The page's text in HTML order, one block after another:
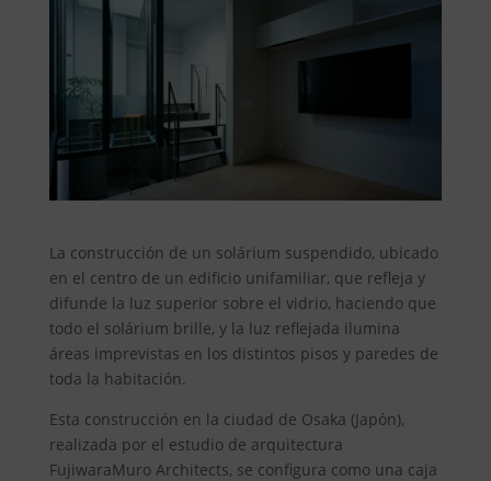
La construcción de un solárium suspendido, ubicado
en el centro de un edificio unifamiliar, que refleja y
difunde la luz superior sobre el vidrio, haciendo que
todo el solárium brille, y la luz reflejada ilumina
áreas imprevistas en los distintos pisos y paredes de
toda la habitación.
Esta construcción en la ciudad de Osaka (Japón),
realizada por el estudio de arquitectura
FujiwaraMuro Architects, se configura como una caja